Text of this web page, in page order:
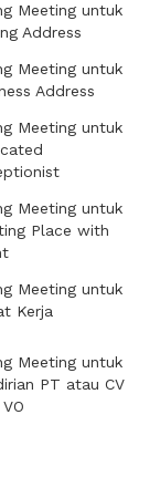
Meeting untuk
Address
Meeting untuk
Address
Meeting untuk
Meeting untuk
Place with
Meeting untuk
Kerja
Meeting untuk
PT atau CV